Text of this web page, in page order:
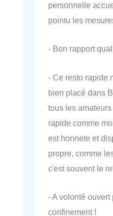
personnelle
pointu les
- Bon rapport
- Ce resto rapide
bien placé dans
tous les
rapide comme
est honnete et
propre, comme
c'est souvent le
- A volonté ouvert
confinement !